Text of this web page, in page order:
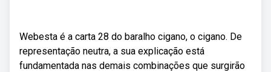
Webesta é a carta 28 do baralho cigano, o cigano. De
representação neutra, a sua explicação está
fundamentada nas demais combinações que surgirão